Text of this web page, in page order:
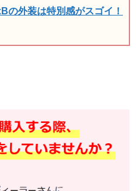
の外装は特別感がスゴイ！